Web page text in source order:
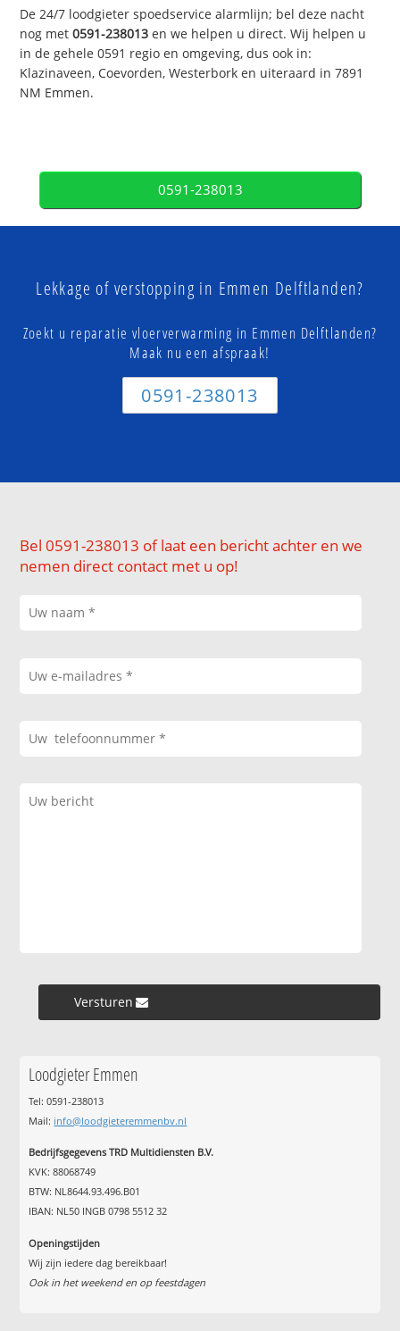
De 24/7 loodgieter spoedservice alarmlijn; bel deze nacht
nog met0591-238013 en we helpen u direct. Wij helpen u
in de gehele 0591 regio en omgeving, dus ook in:
Klazinaveen, Coevorden, Westerbork en uiteraard in 7891
NM Emmen.
0591-238013
Lekkage of verstopping in Emmen Delftlanden?
Zoekt u reparatie vloerverwarming in Emmen Delftlanden?
Maak nu een afspraak!
0591-238013
Bel 0591-238013 of laat een bericht achter en we
nemen direct contact met u op!
Versturen »
Loodgieter Emmen
Tel: 0591-238013
Mail: info@loodgieteremmenbv.nl
Bedrijfsgegevens TRD Multidiensten B.V.
KVK: 88068749
BTW: NL8644.93.496.B01
IBAN: NL50 INGB 0798 5512 32
Openingstijden
Wij zijn iedere dag bereikbaar!
Ook in het weekend en op feestdagen